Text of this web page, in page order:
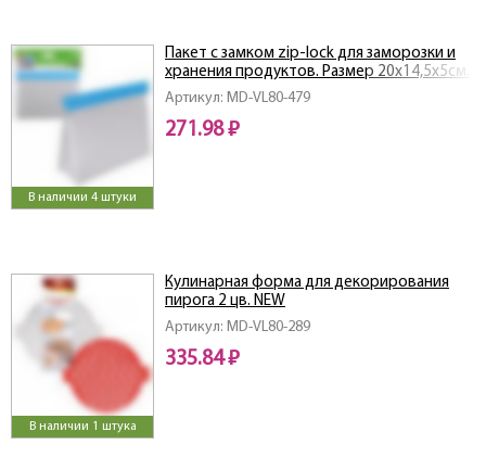
В наличии 4 штуки
Артикул: MD-VL80-479
Пакет с замком zip-lock для заморозки и
хранения продуктов. Размер 20х14,5х5см.
NEW
271.98 ₽
В наличии 1 штука
Артикул: MD-VL80-289
Кулинарная форма для декорирования
пирога 2 цв. NEW
335.84 ₽